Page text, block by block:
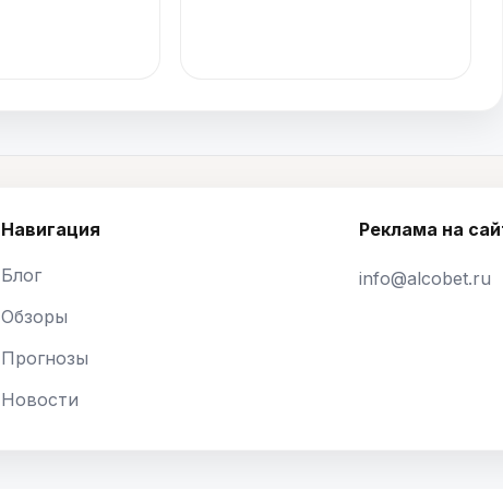
Навигация
Блог
Обзоры
Прогнозы
Новости
Реклама на
info@alcobet.ru